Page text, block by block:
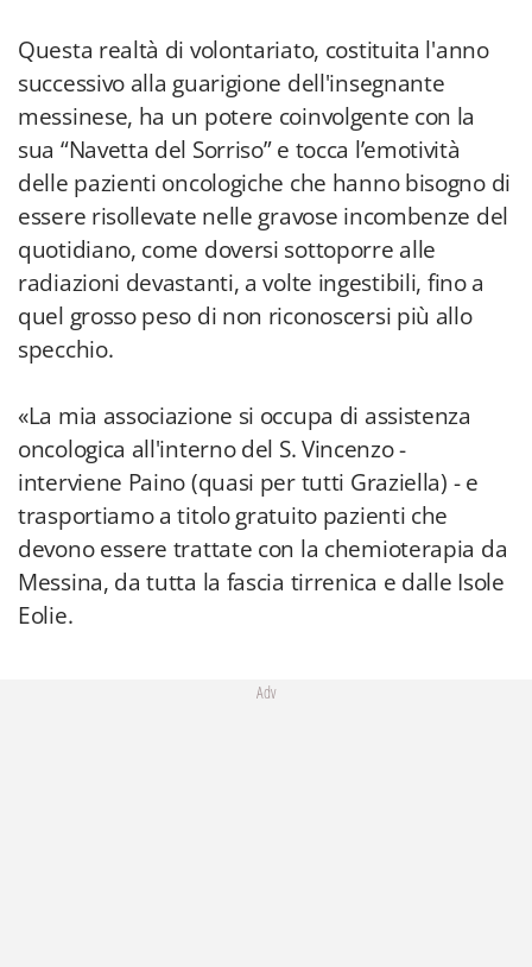
Questa realtà di volontariato, costituita l'anno
successivo alla guarigione dell'insegnante
messinese, ha un potere coinvolgente con la
sua “Navetta del Sorriso” e tocca l’emotività
delle pazienti oncologiche che hanno bisogno di
essere risollevate nelle gravose incombenze del
quotidiano, come doversi sottoporre alle
radiazioni devastanti, a volte ingestibili, fino a
quel grosso peso di non riconoscersi più allo
specchio.
«La mia associazione si occupa di assistenza
oncologica all'interno del S. Vincenzo -
interviene Paino (quasi per tutti Graziella) - e
trasportiamo a titolo gratuito pazienti che
devono essere trattate con la chemioterapia da
Messina, da tutta la fascia tirrenica e dalle Isole
Eolie.
Adv